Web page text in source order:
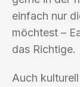
einfach nur
möchtest –
das Richtige.
Auch